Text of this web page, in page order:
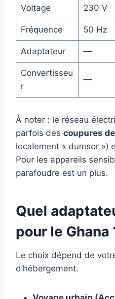
Voltage 230 V
Fréquence 50 Hz
Adaptateur —
Convertisseu
r
—
À noter : le réseau
parfois des coupures
localement « dumsor »)
Pour les appareils
parafoudre est un plus.
Quel
pour le Ghana
Le choix dépend de
d’hébergement.